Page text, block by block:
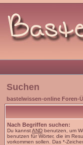
Suchen
bastelwissen-online Foren-
Nach Begriffen suchen:
Du kannstAND benutzen, um
benutzen für Wörter, die im
vorkommen sollen. Das *-